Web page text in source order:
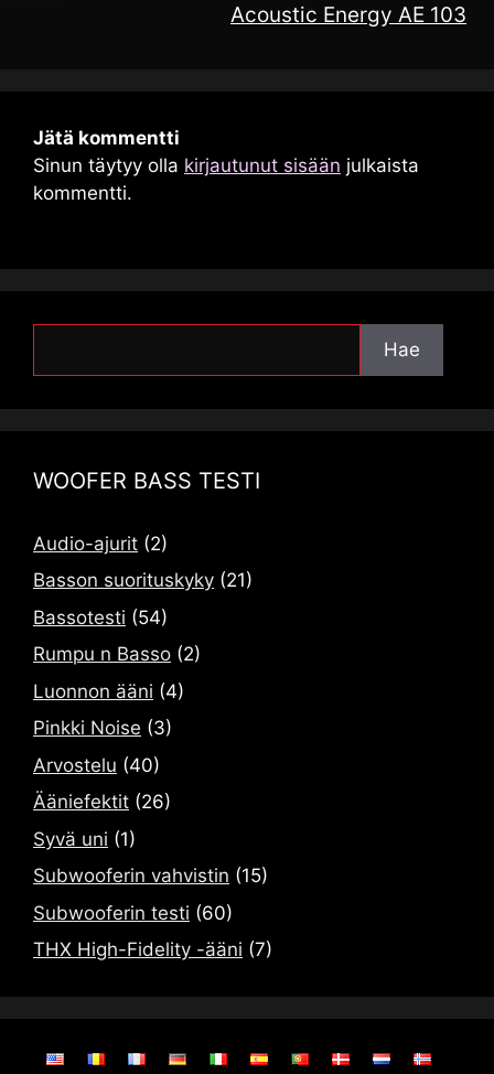
Acoustic Energy AE 103
Jätä kommentti
Sinun täytyy olla kirjautunut sisään julkaista
kommentti.
Hae
WOOFER BASS TESTI
Audio-ajurit (2)
Basson suorituskyky (21)
Bassotesti (54)
Rumpu n Basso (2)
Luonnon ääni (4)
Pinkki Noise (3)
Arvostelu (40)
Ääniefektit (26)
Syvä uni (1)
Subwooferin vahvistin (15)
Subwooferin testi (60)
THX High-Fidelity -ääni (7)